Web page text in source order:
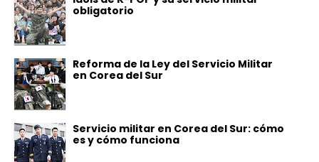
obligatorio
Reforma de la Ley del Servicio Militar
en Corea del Sur
Servicio militar en Corea del Sur: cómo
es y cómo funciona